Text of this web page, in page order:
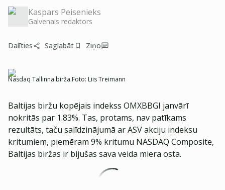
Kaspars Peisenieks
Galvenais redaktors
Dalīties Saglabāt Ziņo
Nasdaq Tallinna birža.Foto: Liis Treimann
Baltijas biržu kopējais indekss OMXBBGI janvārī
nokritās par 1.83%. Tas, protams, nav patīkams
rezultāts, taču salīdzinājumā ar ASV akciju indeksu
kritumiem, piemēram 9% kritumu NASDAQ Composite,
Baltijas biržas ir bijušas sava veida miera osta.